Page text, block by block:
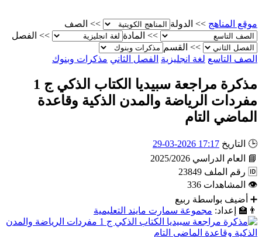
موقع المناهج >> الدولة >>
الصف
>>
المادة >>
الفصل
>>
القسم
الصف التاسع لغة انجليزية الفصل الثاني مذكرات وبنوك
مذكرة مراجعة سبيديا الكتاب الذكي ج 1
مفردات الرياضة والمدن الذكية وقاعدة
الماضي التام
🕒 التاريخ 17:17 2026-03-29
📘
العام الدراسي 2025/2026
🆔 رقم الملف 23849
👁
المشاهدات 336
➕
أضيف بواسطة ربيع
👨‍🏫
إعداد: مجموعة سمارت مايند التعليمية